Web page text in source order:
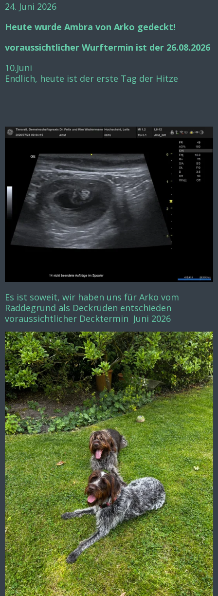
24. Juni 2026
Heute wurde Ambra von Arko gedeckt!
voraussichtlicher Wurftermin ist der 26.08.2026
10.Juni
Endlich, heute ist der erste Tag der Hitze
Es ist soweit, wir haben uns für Arko vom
Raddegrund als Deckrüden entschieden
voraussichtlicher Decktermin Juni 2026